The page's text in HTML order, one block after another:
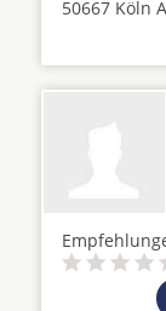
50667 Köln